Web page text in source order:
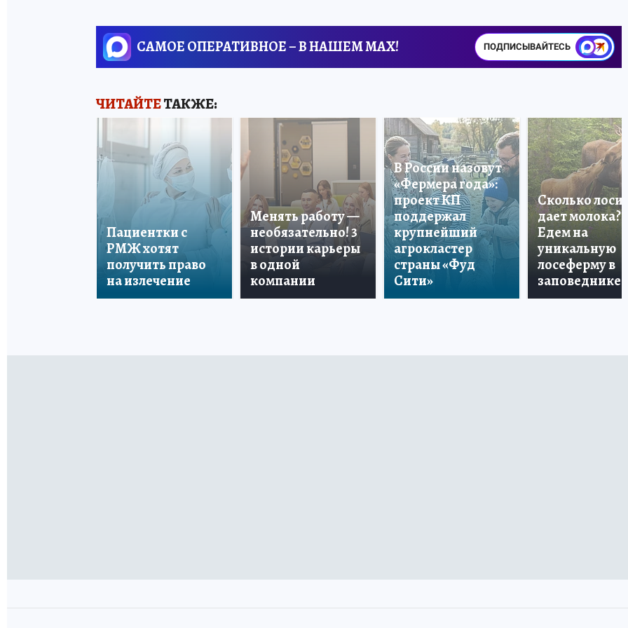
САМОЕ ОПЕРАТИВНОЕ – В НАШЕМ MAX! ПОДПИСЫВАЙТЕСЬ
ЧИТАЙТЕТАКЖЕ:
Пациентки с
РМЖ хотят
получить право
на излечение
Менять работу —
необязательно! 3
истории карьеры
в одной
компании
В России назовут
«Фермера года»:
проект КП
поддержал
крупнейший
агрокластер
страны «Фуд
Сити»
Сколько лосиха
дает молока?
Едем на
уникальную
лосеферму в
заповеднике!